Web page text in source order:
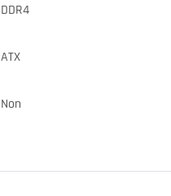
DDR4
ATX
Non